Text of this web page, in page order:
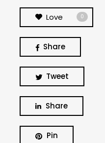
Love 0
Share
Tweet
Share
Pin